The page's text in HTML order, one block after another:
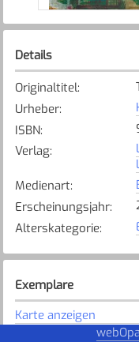
Details
Originaltitel:
Urheber:
ISBN:
Verlag:
Medienart:
Erscheinungsjahr:
Alterskategorie:
Exemplare
Karte anzeigen